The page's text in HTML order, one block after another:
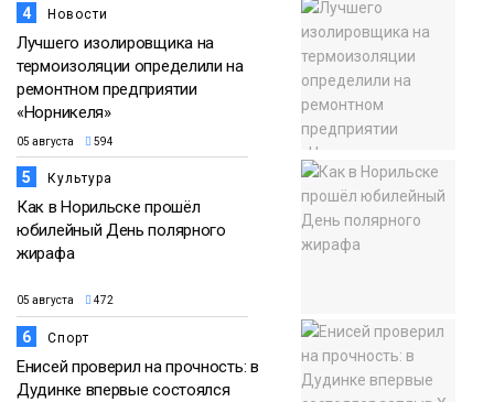
4 Новости
Лучшего изолировщика на
термоизоляции определили на
ремонтном предприятии
«Норникеля»
05 августа 594
5 Культура
Как в Норильске прошёл
юбилейный День полярного
жирафа
05 августа 472
6 Спорт
Енисей проверил на прочность: в
Дудинке впервые состоялся